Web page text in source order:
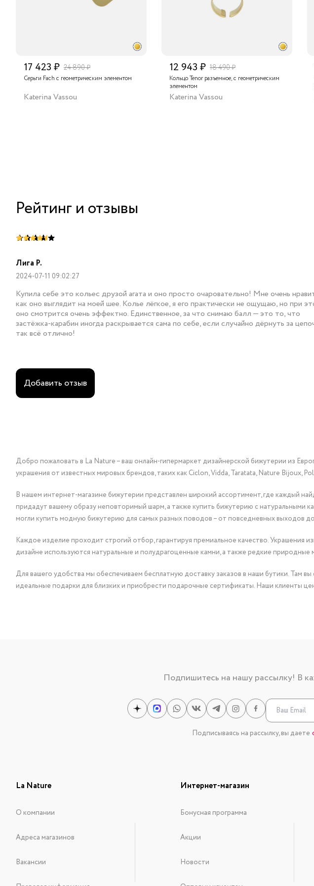
17 423 ₽ 24 890 ₽
Серьги Fach с геометрическим элементом
Katerina Vassou
12 943 ₽ 18 490 ₽
Кольцо Tenor разъемное, с геометрическим
элементом
Katerina Vassou
Рейтинг и отзывы
Лига Р.
2024-07-11 09:02:27
Купила себе это кольес друзой агата и оно просто очаровательно! Мне очень
как оно выглядит на моей шее. Колье лёгкое, я его практически не ощущаю, но при
оно смотрится очень эффектно. Единственное, за что снимаю балл — это то, что
застёжка-карабин иногда раскрывается сама по себе, если случайно дёрнуть за
так всё отлично!
Добавить отзыв
Добро пожаловать в La Nature – ваш онлайн-гипермаркет дизайнерской бижутерии из
украшения от известных мировых брендов, таких как Ciclon, Vidda, Taratata, Nature Bijoux,
В нашем интернет-магазине бижутерии представлен широкий ассортимент, где каждый
придадут вашему образу неповторимый шарм, а также купить бижутерию с
могли купить модную бижутерию для самых разных поводов – от повседневных выходов
Каждое изделие проходит строгий отбор, гарантируя премиальное качество. Украшения
дизайне используются натуральные и полудрагоценные камни, а также редкие
Для вашего удобства мы обеспечиваем бесплатную доставку заказов в наши бутики. Там
идеальные подарки для близких и приобрести подарочные сертификаты. Наши клиенты
Подпишитесь на нашу рассылку! В
Подписываясь на рассылку, вы даете
La Nature
О компании
Адреса магазинов
Вакансии
Интернет-магазин
Бонусная программа
Акции
Новости